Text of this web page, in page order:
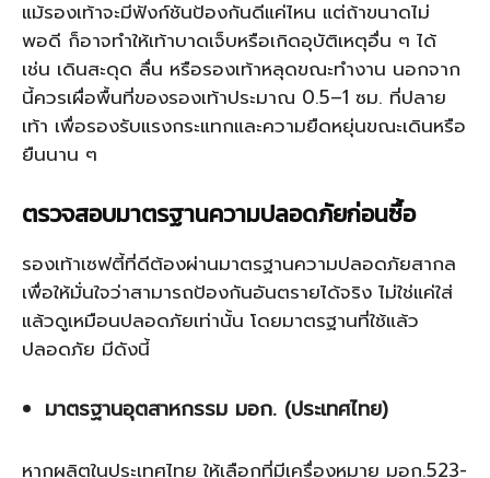
แม้รองเท้าจะมีฟังก์ชันป้องกันดีแค่ไหน แต่ถ้าขนาดไม่
พอดี ก็อาจทำให้เท้าบาดเจ็บหรือเกิดอุบัติเหตุอื่น ๆ ได้
เช่น เดินสะดุด ลื่น หรือรองเท้าหลุดขณะทำงาน นอกจาก
นี้ควรเผื่อพื้นที่ของรองเท้าประมาณ 0.5–1 ซม. ที่ปลาย
เท้า เพื่อรองรับแรงกระแทกและความยืดหยุ่นขณะเดินหรือ
ยืนนาน ๆ
ตรวจสอบมาตรฐานความปลอดภัยก่อนซื้อ
รองเท้าเซฟตี้ที่ดีต้องผ่านมาตรฐานความปลอดภัยสากล
เพื่อให้มั่นใจว่าสามารถป้องกันอันตรายได้จริง ไม่ใช่แค่ใส่
แล้วดูเหมือนปลอดภัยเท่านั้น โดยมาตรฐานที่ใช้แล้ว
ปลอดภัย มีดังนี้
มาตรฐานอุตสาหกรรม มอก. (ประเทศไทย)
หากผลิตในประเทศไทย ให้เลือกที่มีเครื่องหมาย มอก.523-